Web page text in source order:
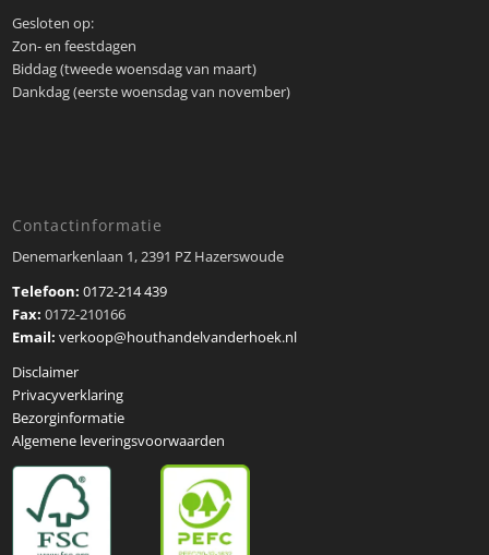
Gesloten op:
Zon- en feestdagen
Biddag (tweede woensdag van maart)
Dankdag (eerste woensdag van november)
Contactinformatie
Denemarkenlaan 1, 2391 PZ Hazerswoude
Telefoon:0172-214 439
Fax:0172-210166
Email: verkoop@houthandelvanderhoek.nl
Disclaimer
Privacyverklaring
Bezorginformatie
Algemene leveringsvoorwaarden